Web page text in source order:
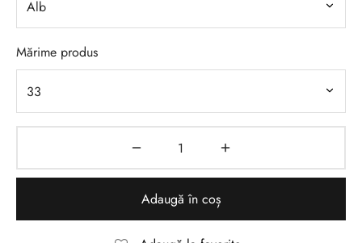
Mărime produs
Adaugă în coș